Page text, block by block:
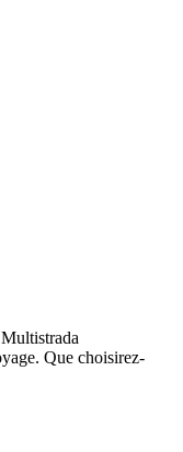
Que choisirez-